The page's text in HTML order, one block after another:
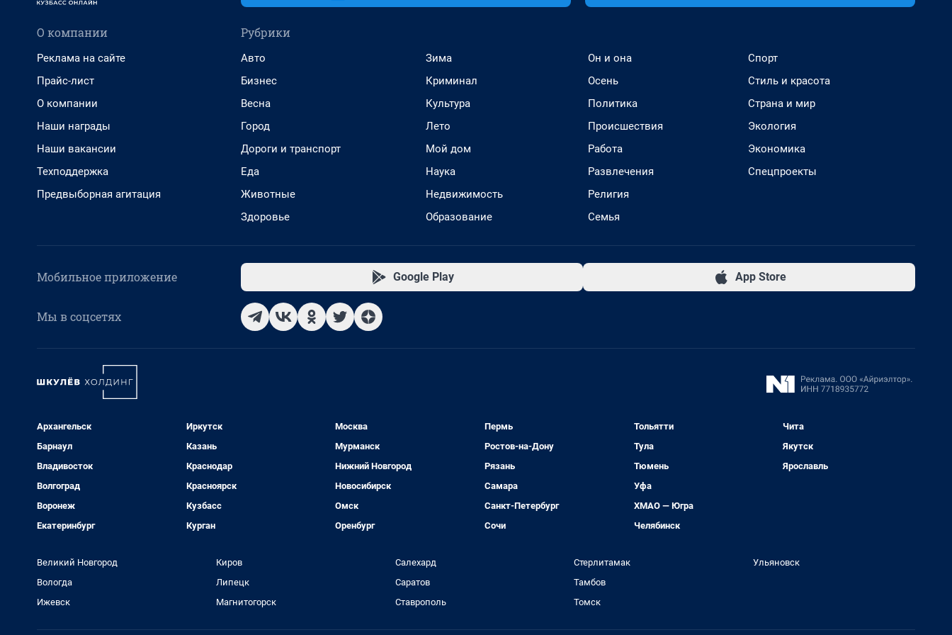
О компании
Реклама на сайте
Прайс-лист
О компании
Наши награды
Наши вакансии
Техподдержка
Предвыборная агитация
Рубрики
Авто
Бизнес
Весна
Город
Дороги и транспорт
Еда
Животные
Здоровье
Зима
Криминал
Культура
Лето
Мой дом
Наука
Недвижимость
Образование
Он и она
Осень
Политика
Происшествия
Работа
Развлечения
Религия
Семья
Спорт
Стиль и красота
Страна и мир
Экология
Экономика
Спецпроекты
Мобильное приложение Google Play App Store
Мы в соцсетях
Архангельск
Барнаул
Владивосток
Волгоград
Воронеж
Екатеринбург
Иркутск
Казань
Краснодар
Красноярск
Кузбасс
Курган
Москва
Мурманск
Нижний Новгород
Новосибирск
Омск
Оренбург
Пермь
Ростов-на-Дону
Рязань
Самара
Санкт-Петербург
Сочи
Тольятти
Тула
Тюмень
Уфа
ХМАО — Югра
Челябинск
Чита
Якутск
Ярославль
Великий Новгород
Вологда
Ижевск
Киров
Липецк
Магнитогорск
Салехард
Саратов
Ставрополь
Стерлитамак
Тамбов
Томск
Ульяновск